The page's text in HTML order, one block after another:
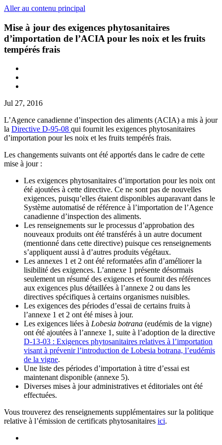
Aller au contenu principal
Mise à jour des exigences phytosanitaires
d’importation de l’ACIA pour les noix et les fruits
tempérés frais
Jul 27, 2016
L’Agence canadienne d’inspection des aliments (ACIA) a mis à jour
la Directive D-95-08 qui fournit les exigences phytosanitaires
d’importation pour les noix et les fruits tempérés frais.
Les changements suivants ont été apportés dans le cadre de cette
mise à jour :
Les exigences phytosanitaires d’importation pour les noix ont
été ajoutées à cette directive. Ce ne sont pas de nouvelles
exigences, puisqu’elles étaient disponibles auparavant dans le
Système automatisé de référence à l’importation de l’Agence
canadienne d’inspection des aliments.
Les renseignements sur le processus d’approbation des
nouveaux produits ont été transférés à un autre document
(mentionné dans cette directive) puisque ces renseignements
s’appliquent aussi à d’autres produits végétaux.
Les annexes 1 et 2 ont été reformatées afin d’améliorer la
lisibilité des exigences. L’annexe 1 présente désormais
seulement un résumé des exigences et fournit des références
aux exigences plus détaillées à l’annexe 2 ou dans les
directives spécifiques à certains organismes nuisibles.
Les exigences des périodes d’essai de certains fruits à
l’annexe 1 et 2 ont été mises à jour.
Les exigences liées à Lobesia botrana (eudémis de la vigne)
ont été ajoutées à l’annexe 1, suite à l’adoption de la directive
D-13-03 : Exigences phytosanitaires relatives à l’importation
visant à prévenir l’introduction de Lobesia botrana, l’eudémis
de la vigne.
Une liste des périodes d’importation à titre d’essai est
maintenant disponible (annexe 5).
Diverses mises à jour administratives et éditoriales ont été
effectuées.
Vous trouverez des renseignements supplémentaires sur la politique
relative à l’émission de certificats phytosanitaires ici.